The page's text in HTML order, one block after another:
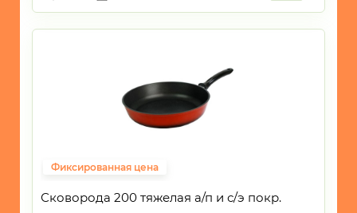
Фиксированная цена
Сковорода 200 тяжелая а/п и с/э покр.